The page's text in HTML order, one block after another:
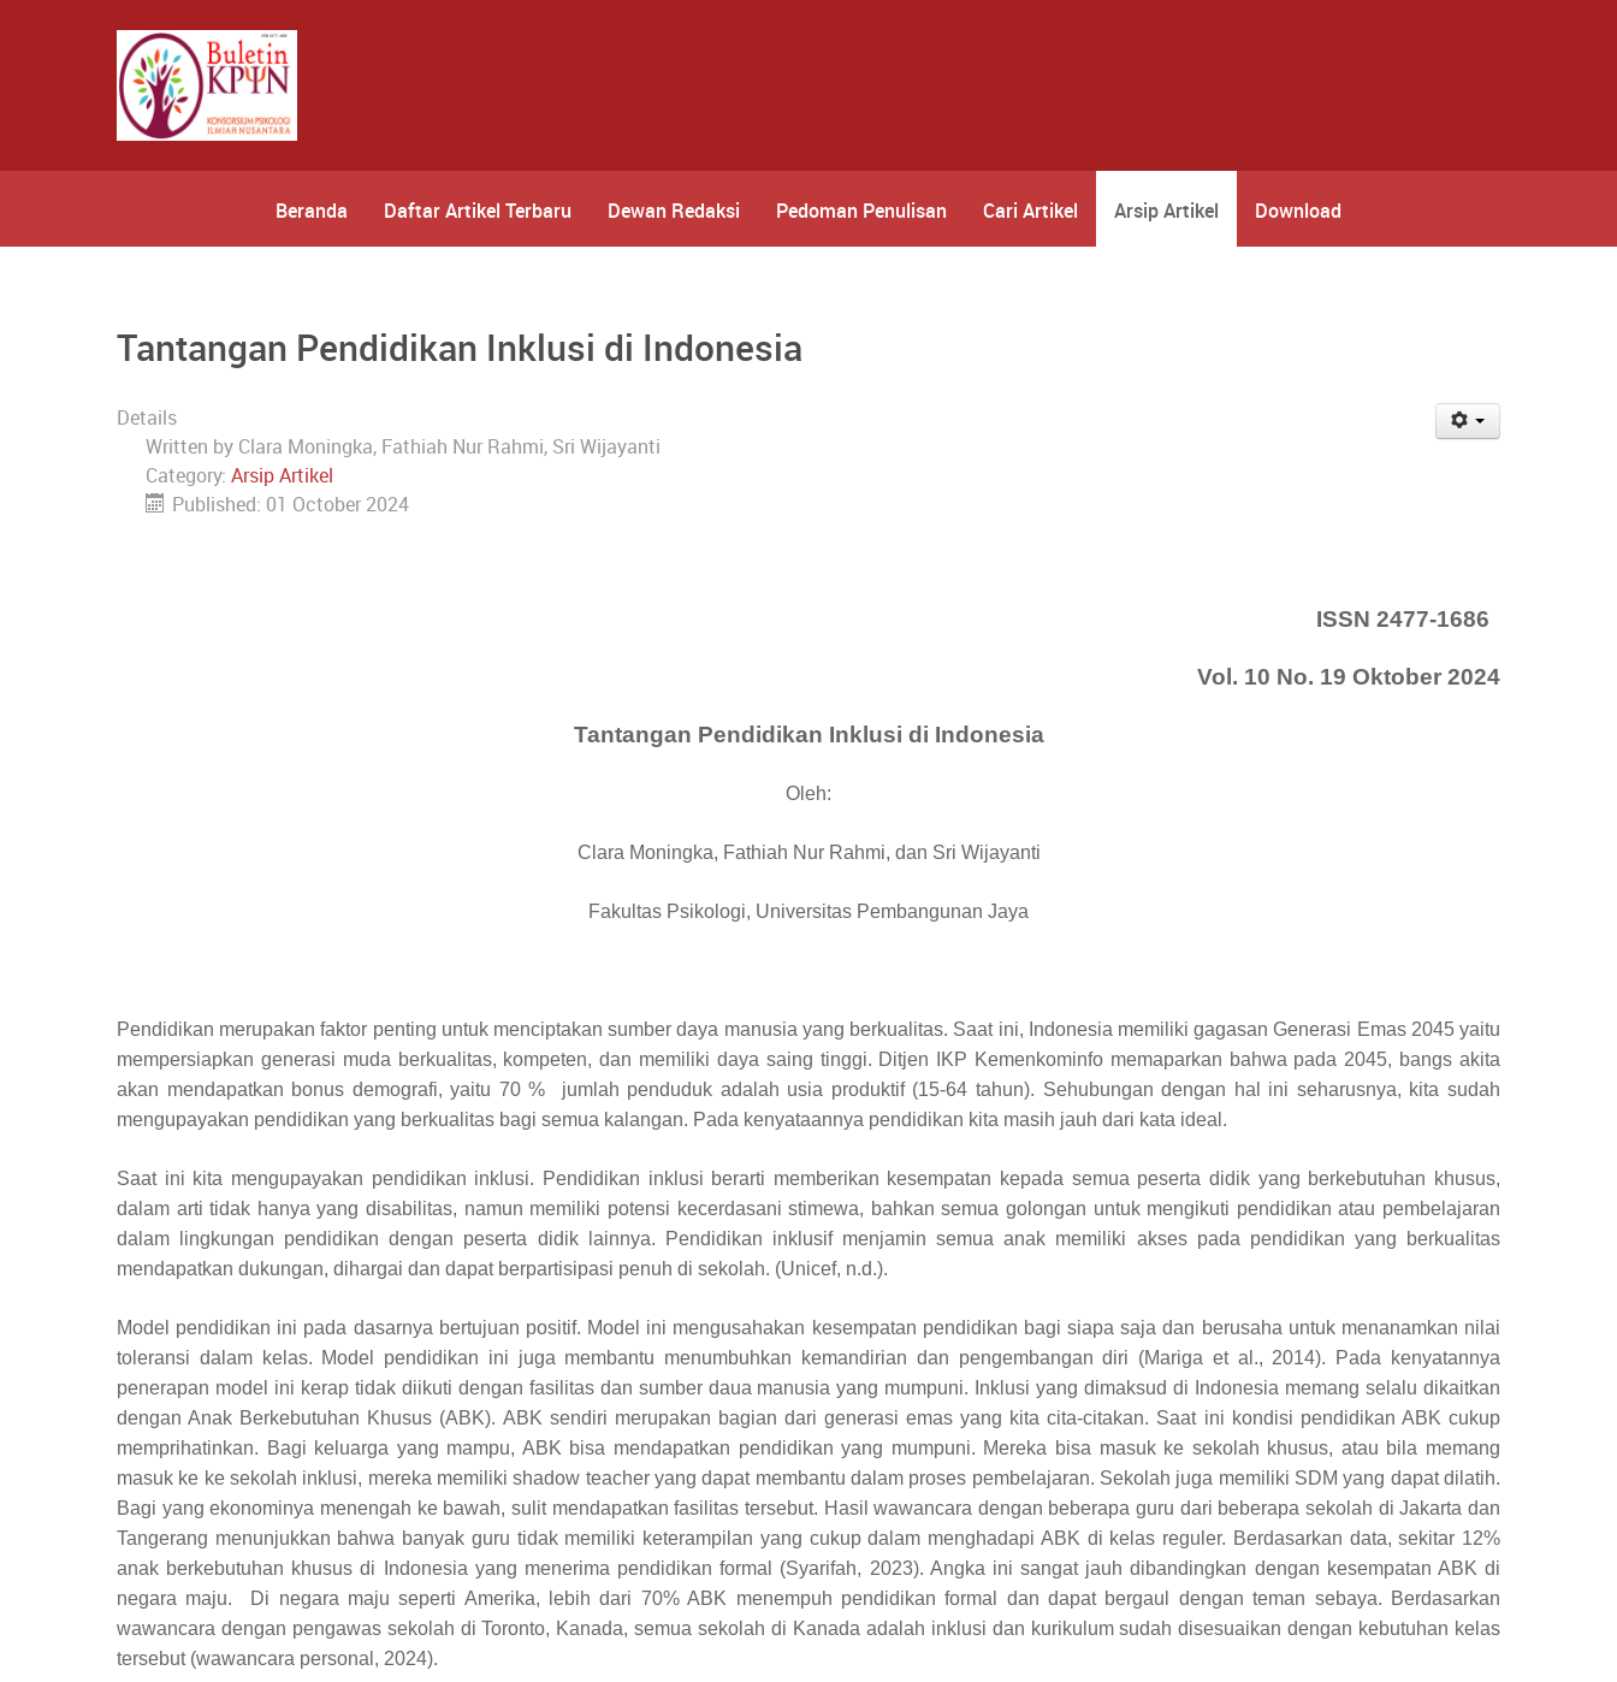
Beranda Daftar Artikel Terbaru Dewan Redaksi Pedoman Penulisan Cari Artikel Arsip Artikel Download
Tantangan Pendidikan Inklusi di Indonesia
Details
Written by Clara Moningka, Fathiah Nur Rahmi, Sri Wijayanti
Category: Arsip Artikel
Published: 01 October 2024
ISSN 2477-1686
Vol. 10 No. 19 Oktober 2024
Tantangan Pendidikan Inklusi di Indonesia
Oleh:
Clara Moningka, Fathiah Nur Rahmi, dan Sri Wijayanti
Fakultas Psikologi, Universitas Pembangunan Jaya
Pendidikan merupakan faktor penting untuk menciptakan sumber daya manusia yang berkualitas. Saat ini, Indonesia memiliki gagasan Generasi Emas 2045 yaitu
mempersiapkan generasi muda berkualitas, kompeten, dan memiliki daya saing tinggi. Ditjen IKP Kemenkominfo memaparkan bahwa pada 2045, bangs akita
akan mendapatkan bonus demografi, yaitu 70 % jumlah penduduk adalah usia produktif (15-64 tahun). Sehubungan dengan hal ini seharusnya, kita sudah
mengupayakan pendidikan yang berkualitas bagi semua kalangan. Pada kenyataannya pendidikan kita masih jauh dari kata ideal.
Saat ini kita mengupayakan pendidikan inklusi. Pendidikan inklusi berarti memberikan kesempatan kepada semua peserta didik yang berkebutuhan khusus,
dalam arti tidak hanya yang disabilitas, namun memiliki potensi kecerdasani stimewa, bahkan semua golongan untuk mengikuti pendidikan atau pembelajaran
dalam lingkungan pendidikan dengan peserta didik lainnya. Pendidikan inklusif menjamin semua anak memiliki akses pada pendidikan yang berkualitas
mendapatkan dukungan, dihargai dan dapat berpartisipasi penuh di sekolah. (Unicef, n.d.).
Model pendidikan ini pada dasarnya bertujuan positif. Model ini mengusahakan kesempatan pendidikan bagi siapa saja dan berusaha untuk menanamkan nilai
toleransi dalam kelas. Model pendidikan ini juga membantu menumbuhkan kemandirian dan pengembangan diri (Mariga et al., 2014). Pada kenyatannya
penerapan model ini kerap tidak diikuti dengan fasilitas dan sumber daua manusia yang mumpuni. Inklusi yang dimaksud di Indonesia memang selalu dikaitkan
dengan Anak Berkebutuhan Khusus (ABK). ABK sendiri merupakan bagian dari generasi emas yang kita cita-citakan. Saat ini kondisi pendidikan ABK cukup
memprihatinkan. Bagi keluarga yang mampu, ABK bisa mendapatkan pendidikan yang mumpuni. Mereka bisa masuk ke sekolah khusus, atau bila memang
masuk ke ke sekolah inklusi, mereka memiliki shadow teacher yang dapat membantu dalam proses pembelajaran. Sekolah juga memiliki SDM yang dapat dilatih.
Bagi yang ekonominya menengah ke bawah, sulit mendapatkan fasilitas tersebut. Hasil wawancara dengan beberapa guru dari beberapa sekolah di Jakarta dan
Tangerang menunjukkan bahwa banyak guru tidak memiliki keterampilan yang cukup dalam menghadapi ABK di kelas reguler. Berdasarkan data, sekitar 12%
anak berkebutuhan khusus di Indonesia yang menerima pendidikan formal (Syarifah, 2023). Angka ini sangat jauh dibandingkan dengan kesempatan ABK di
negara maju. Di negara maju seperti Amerika, lebih dari 70% ABK menempuh pendidikan formal dan dapat bergaul dengan teman sebaya. Berdasarkan
wawancara dengan pengawas sekolah di Toronto, Kanada, semua sekolah di Kanada adalah inklusi dan kurikulum sudah disesuaikan dengan kebutuhan kelas
tersebut (wawancara personal, 2024).